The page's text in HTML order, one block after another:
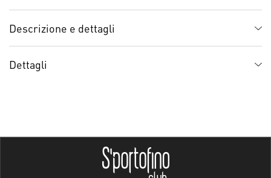
Descrizione e dettagli
Dettagli